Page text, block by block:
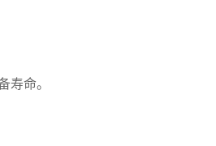
寿命。